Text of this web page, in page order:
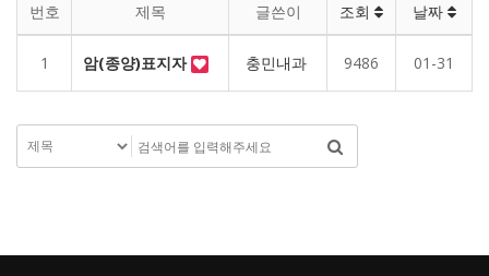
번호 제목 글쓴이 조회 날짜
1 암(종양)표지자 충민내과 9486 01-31